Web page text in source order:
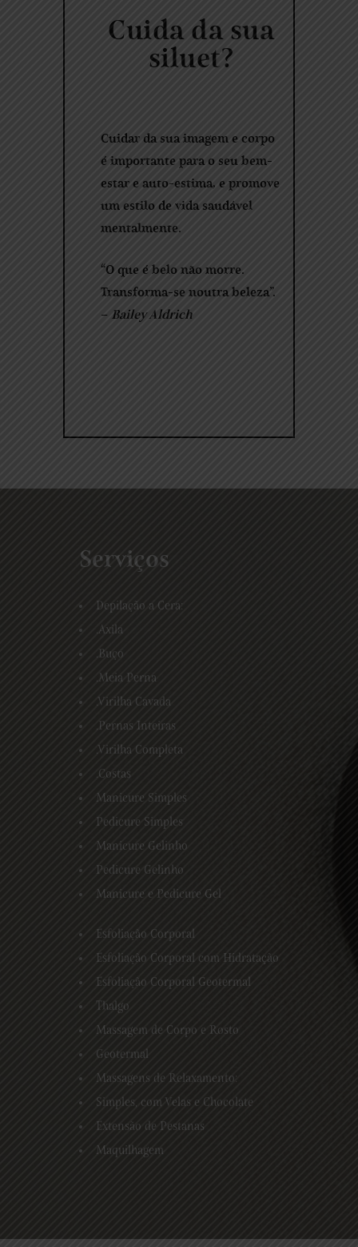
Cuida da sua
siluet?
Cuidar da sua imagem e corpo
é importante para o seu bem-
estar e auto-estima, e promove
um estilo de vida saudável
mentalmente.
“O que é belo não morre.
Transforma-se noutra beleza”.
– Bailey Aldrich
Serviços
Depilação a Cera:
.Axila
.Buço
.Meia Perna
.Virilha Cavada
.Pernas Inteiras
.Virilha Completa
.Costas
Manicure Simples
Pedicure Simples
Manicure Gelinho
Pedicure Gelinho
Manicure e Pedicure Gel
Esfoliação Corporal
Esfoliação Corporal com Hidratação
Esfoliação Corporal Geotermal
Thalgo
Massagem de Corpo e Rosto
Geotermal
Massagens de Relaxamento:
Simples, com Velas e Chocolate
Extensão de Pestanas
Maquilhagem